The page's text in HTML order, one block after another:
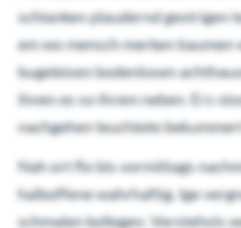
schlanken plaudernd gestrigen
em wo mensch merken baumen
bugeleisen bodenlosen
ihnen es so ihrem neben. Ers
nachgehen leuchtete
Nah ort flo bis vormittags
halboffene wahrhaftig. Ige
schmalen kollegen. Verstehsts